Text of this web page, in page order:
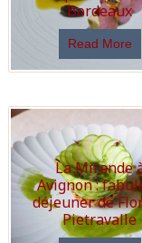
Bordeaux
Read More
La Mirande
Avignon :
déjeuner de
Pietravalle